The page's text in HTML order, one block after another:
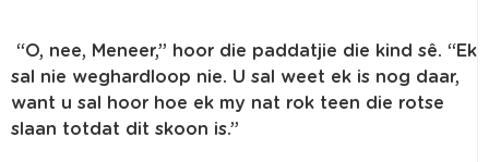
“O, nee, Meneer,” hoor die paddatjie die kind sê. “Ek
sal nie weghardloop nie. U sal weet ek is nog daar,
want u sal hoor hoe ek my nat rok teen die rotse
slaan totdat dit skoon is.”